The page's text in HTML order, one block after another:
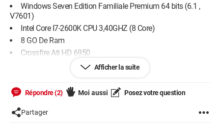
Windows Seven Edition Familiale Premium 64 bits (6.1 ,
V7601)
Intel Core I7-2600K CPU 3,40GHZ (8 Core)
8 GO De Ram
Crossfire Ati HD 6950
ect).
probleme: mon crossfire de ati 6950 ne fais plus rien tourner
du tout!
Afficher la suite
Répondre (2) Moi aussi Posez votre question
Partager